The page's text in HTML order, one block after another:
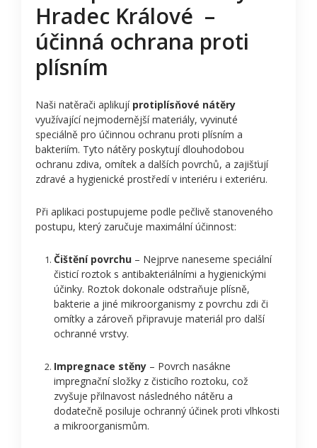
Hradec Králové –
účinná ochrana proti
plísním
Naši natěrači aplikují protiplísňové nátěry
využívající nejmodernější materiály, vyvinuté
speciálně pro účinnou ochranu proti plísním a
bakteriím. Tyto nátěry poskytují dlouhodobou
ochranu zdiva, omítek a dalších povrchů, a zajišťují
zdravé a hygienické prostředí v interiéru i exteriéru.
Při aplikaci postupujeme podle pečlivě stanoveného
postupu, který zaručuje maximální účinnost:
Čištění povrchu– Nejprve naneseme speciální
čisticí roztok s antibakteriálními a hygienickými
účinky. Roztok dokonale odstraňuje plísně,
bakterie a jiné mikroorganismy z povrchu zdi či
omítky a zároveň připravuje materiál pro další
ochranné vrstvy.
Impregnace stěny– Povrch nasákne
impregnační složky z čisticího roztoku, což
zvyšuje přilnavost následného nátěru a
dodatečně posiluje ochranný účinek proti vlhkosti
a mikroorganismům.